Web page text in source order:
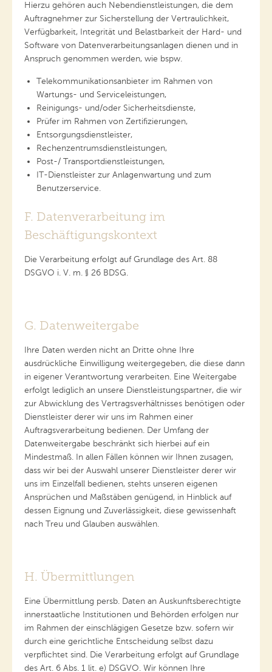
Hierzu gehören auch Nebendienstleistungen, die dem
Auftragnehmer zur Sicherstellung der Vertraulichkeit,
Verfügbarkeit, Integrität und Belastbarkeit der Hard- und
Software von Datenverarbeitungsanlagen dienen und in
Anspruch genommen werden, wie bspw.
Telekommunikationsanbieter im Rahmen von
Wartungs- und Serviceleistungen,
Reinigungs- und/oder Sicherheitsdienste,
Prüfer im Rahmen von Zertifizierungen,
Entsorgungsdienstleister,
Rechenzentrumsdienstleistungen,
Post-/ Transportdienstleistungen,
IT-Dienstleister zur Anlagenwartung und zum
Benutzerservice.
F. Datenverarbeitung im
Beschäftigungskontext
Die Verarbeitung erfolgt auf Grundlage des Art. 88
DSGVO i. V. m. § 26 BDSG.
G. Datenweitergabe
Ihre Daten werden nicht an Dritte ohne Ihre
ausdrückliche Einwilligung weitergegeben, die diese dann
in eigener Verantwortung verarbeiten. Eine Weitergabe
erfolgt lediglich an unsere Dienstleistungspartner, die wir
zur Abwicklung des Vertragsverhältnisses benötigen oder
Dienstleister derer wir uns im Rahmen einer
Auftragsverarbeitung bedienen. Der Umfang der
Datenweitergabe beschränkt sich hierbei auf ein
Mindestmaß. In allen Fällen können wir Ihnen zusagen,
dass wir bei der Auswahl unserer Dienstleister derer wir
uns im Einzelfall bedienen, stehts unseren eigenen
Ansprüchen und Maßstäben genügend, in Hinblick auf
dessen Eignung und Zuverlässigkeit, diese gewissenhaft
nach Treu und Glauben auswählen.
H. Übermittlungen
Eine Übermittlung persb. Daten an Auskunftsberechtigte
innerstaatliche Institutionen und Behörden erfolgen nur
im Rahmen der einschlägigen Gesetze bzw. sofern wir
durch eine gerichtliche Entscheidung selbst dazu
verpflichtet sind. Die Verarbeitung erfolgt auf Grundlage
des Art. 6 Abs. 1 lit. e) DSGVO. Wir können Ihre